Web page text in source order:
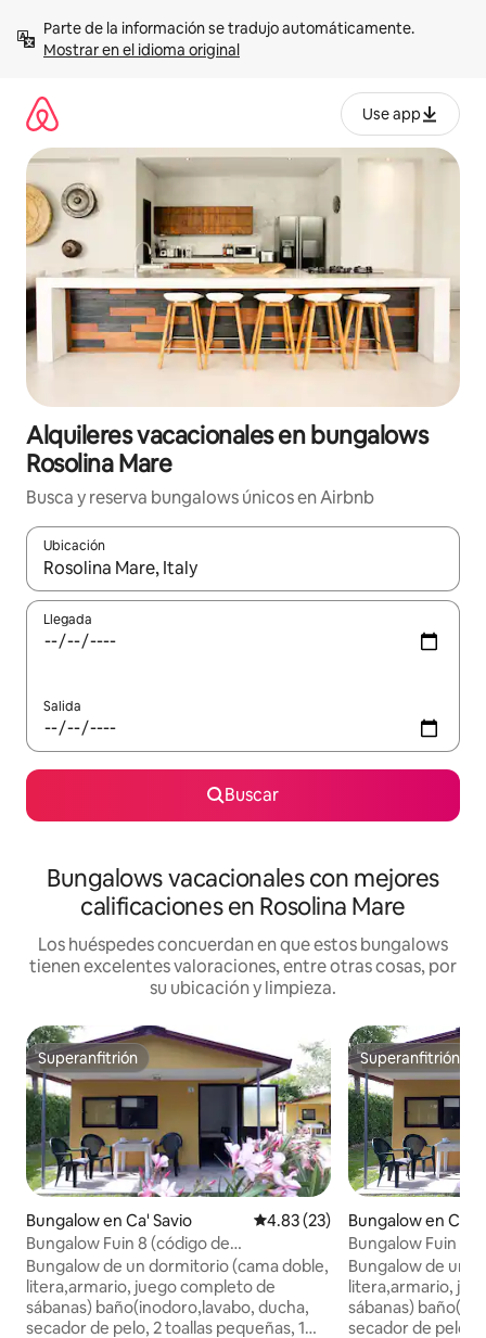
contenidoMostrar en el idioma original
Use app
Alquileres vacacionales en bungalows
Rosolina Mare
Busca y reserva bungalows únicos en Airbnb
Ubicación
Cuando los resultados estén disponibles, navega con las
Llegada
Salida
Buscar
Bungalows vacacionales con mejores
calificaciones en Rosolina Mare
Los huéspedes concuerdan en que estos bungalows
tienen excelentes valoraciones, entre otras cosas, por
su ubicación y limpieza.
Superanfitrión
Superanfitrión
Bungalow en Ca' Savio Calificación promedio: 4.83 de
4.83 (23)
Bungalow Fuin 8 (código de
identificación fiscal:
IT027044B45TRLAH4J)
Bungalow de un dormitorio (cama doble,
litera,armario, juego completo de
sábanas) baño(inodoro,lavabo, ducha,
secador de pelo, 2 toallas pequeñas, 1
Superanfitrión
Superanfitrión
Bungalow en Ca'
Bungalow Fuin 7
identificación
Bungalow de un
litera,armario,
sábanas)
secador de pelo,